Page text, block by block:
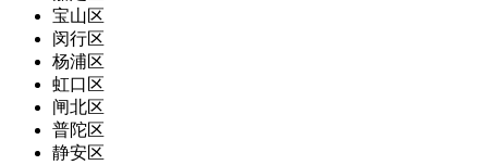
宝山区
闵行区
杨浦区
虹口区
闸北区
普陀区
静安区